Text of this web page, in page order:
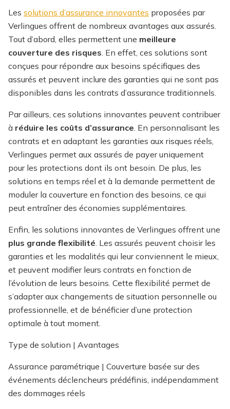
Les solutions d’assurance innovantes proposées par
Verlingues offrent de nombreux avantages aux assurés.
Tout d’abord, elles permettent une meilleure
couverture des risques. En effet, ces solutions sont
conçues pour répondre aux besoins spécifiques des
assurés et peuvent inclure des garanties qui ne sont pas
disponibles dans les contrats d’assurance traditionnels.
Par ailleurs, ces solutions innovantes peuvent contribuer
à réduire les coûts d’assurance. En personnalisant les
contrats et en adaptant les garanties aux risques réels,
Verlingues permet aux assurés de payer uniquement
pour les protections dont ils ont besoin. De plus, les
solutions en temps réel et à la demande permettent de
moduler la couverture en fonction des besoins, ce qui
peut entraîner des économies supplémentaires.
Enfin, les solutions innovantes de Verlingues offrent une
plus grande flexibilité. Les assurés peuvent choisir les
garanties et les modalités qui leur conviennent le mieux,
et peuvent modifier leurs contrats en fonction de
l’évolution de leurs besoins. Cette flexibilité permet de
s’adapter aux changements de situation personnelle ou
professionnelle, et de bénéficier d’une protection
optimale à tout moment.
Type de solution | Avantages
Assurance paramétrique | Couverture basée sur des
événements déclencheurs prédéfinis, indépendamment
des dommages réels